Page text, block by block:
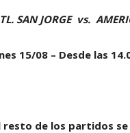
SAN JORGE vs.
15/08 – Desde las
resto de los partidos